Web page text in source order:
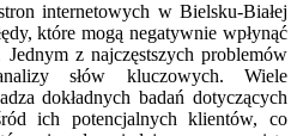
internetowych w Bielsku-Białej
które mogą negatywnie wpłynąć
z najczęstszych problemów
słów kluczowych. Wiele
dokładnych badań dotyczących
ich potencjalnych klientów, co